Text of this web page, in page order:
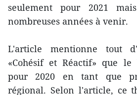
seulement pour 2021
nombreuses années à venir.
L'article mentionne tout
«Cohésif et Réactif» que
pour 2020 en tant que
régional. Selon l'article, ce